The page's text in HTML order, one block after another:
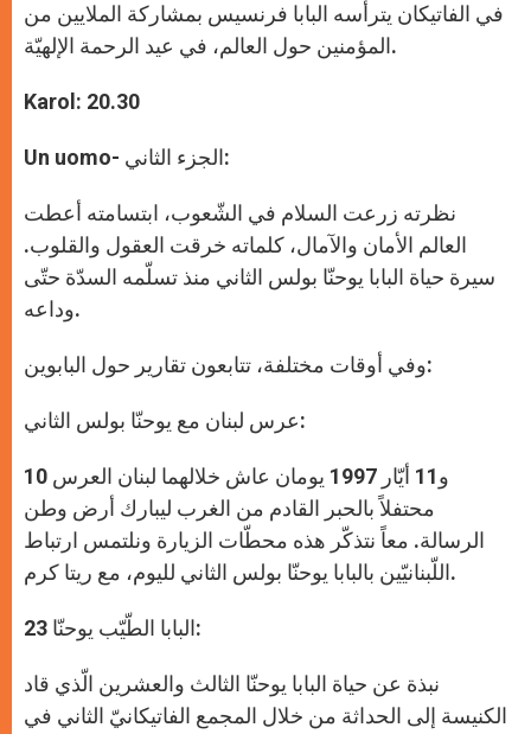
في الفاتيكان يترأسه البابا فرنسيس بمشاركة الملايين من
المؤمنين حول العالم، في عيد الرحمة الإلهيّة.
Karol: 20.30
Un uomo- الجزء الثاني:
نظرته زرعت السلام في الشّعوب، ابتسامته أعطت
العالم الأمان والآمال، كلماته خرقت العقول والقلوب.
سيرة حياة البابا يوحنّا بولس الثاني منذ تسلّمه السدّة حتّى
وداعه.
وفي أوقات مختلفة، تتابعون تقارير حول البابوين:
عرس لبنان مع يوحنّا بولس الثاني:
10 و11 أيّار 1997 يومان عاش خلالهما لبنان العرس
محتفلاً بالحبر القادم من الغرب ليبارك أرض وطن
الرسالة. معاً نتذكّر هذه محطّات الزيارة ونلتمس ارتباط
اللّبنانيّين بالبابا يوحنّا بولس الثاني لليوم، مع ريتا كرم.
البابا الطّيّب يوحنّا 23:
نبذة عن حياة البابا يوحنّا الثالث والعشرين الّذي قاد
الكنيسة إلى الحداثة من خلال المجمع الفاتيكانيّ الثاني في